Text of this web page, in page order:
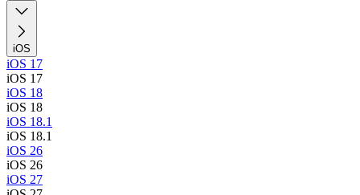
iOS
iOS 17
iOS 17
iOS 18
iOS 18
iOS 18.1
iOS 18.1
iOS 26
iOS 26
iOS 27